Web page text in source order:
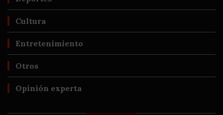
Cultura
Entretenimiento
Otros
Opinión experta